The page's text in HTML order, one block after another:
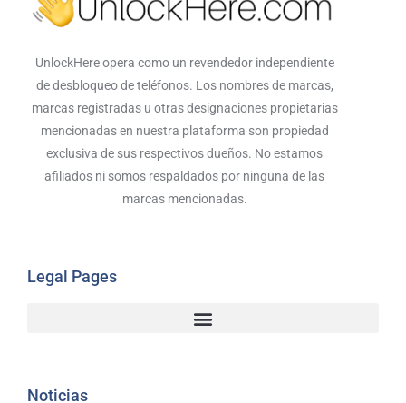
UnlockHere opera como un revendedor independiente
de desbloqueo de teléfonos. Los nombres de marcas,
marcas registradas u otras designaciones propietarias
mencionadas en nuestra plataforma son propiedad
exclusiva de sus respectivos dueños. No estamos
afiliados ni somos respaldados por ninguna de las
marcas mencionadas.
Legal Pages
Noticias